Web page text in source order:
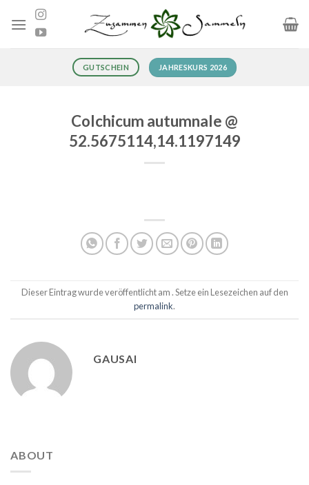
Inhalt
GUTSCHEIN JAHRESKURS 2026
Colchicum autumnale @
52.5675114,14.1197149
Dieser Eintrag wurde veröffentlicht am . Setze ein Lesezeichen auf den
permalink.
GAUSAI
ABOUT